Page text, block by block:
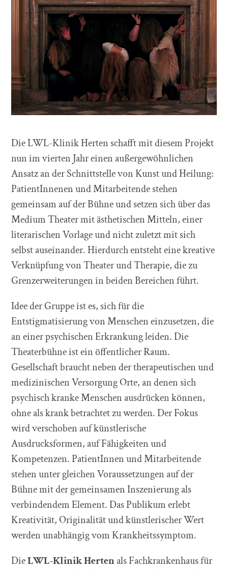
Die LWL-Klinik Herten schafft mit diesem Projekt
nun im vierten Jahr einen außergewöhnlichen
Ansatz an der Schnittstelle von Kunst und Heilung:
PatientInnenen und Mitarbeitende stehen
gemeinsam auf der Bühne und setzen sich über das
Medium Theater mit ästhetischen Mitteln, einer
literarischen Vorlage und nicht zuletzt mit sich
selbst auseinander. Hierdurch entsteht eine kreative
Verknüpfung von Theater und Therapie, die zu
Grenzerweiterungen in beiden Bereichen führt.
Idee der Gruppe ist es, sich für die
Entstigmatisierung von Menschen einzusetzen, die
an einer psychischen Erkrankung leiden. Die
Theaterbühne ist ein öffentlicher Raum.
Gesellschaft braucht neben der therapeutischen und
medizinischen Versorgung Orte, an denen sich
psychisch kranke Menschen ausdrücken können,
ohne als krank betrachtet zu werden. Der Fokus
wird verschoben auf künstlerische
Ausdrucksformen, auf Fähigkeiten und
Kompetenzen. PatientInnen und Mitarbeitende
stehen unter gleichen Voraussetzungen auf der
Bühne mit der gemeinsamen Inszenierung als
verbindendem Element. Das Publikum erlebt
Kreativität, Originalität und künstlerischer Wert
werden unabhängig vom Krankheitssymptom.
DieLWL-Klinik Hertenals Fachkrankenhaus für